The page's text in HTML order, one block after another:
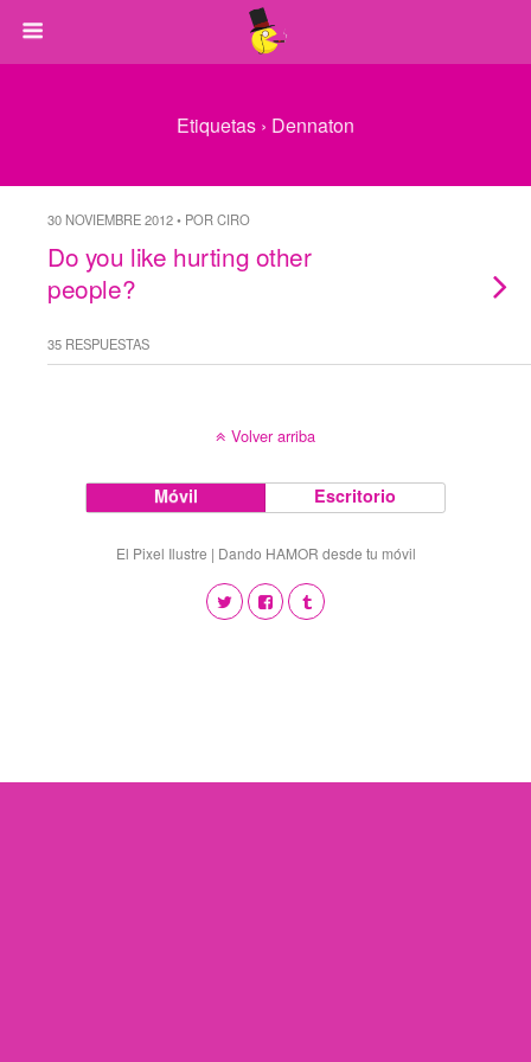
Etiquetas › Dennaton
30 NOVIEMBRE 2012 • POR CIRO
Do you like hurting other
people?
35 RESPUESTAS
Volver arriba
Móvil Escritorio
El Pixel Ilustre | Dando HAMOR desde tu móvil